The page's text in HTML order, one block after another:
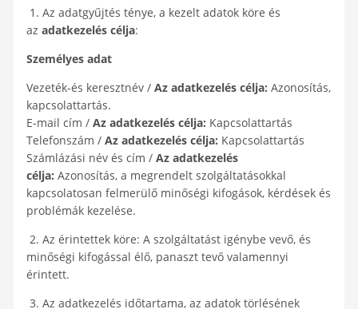
1. Az adatgyűjtés ténye, a kezelt adatok köre és
az adatkezelés célja:
Személyes adat
Vezeték-és keresztnév / Az adatkezelés célja: Azonosítás,
kapcsolattartás.
E-mail cím / Az adatkezelés célja: Kapcsolattartás
Telefonszám / Az adatkezelés célja: Kapcsolattartás
Számlázási név és cím / Az adatkezelés
célja: Azonosítás, a megrendelt szolgáltatásokkal
kapcsolatosan felmerülő minőségi kifogások, kérdések és
problémák kezelése.
2. Az érintettek köre: A szolgáltatást igénybe vevő, és
minőségi kifogással élő, panaszt tevő valamennyi
érintett.
3. Az adatkezelés időtartama, az adatok törlésének